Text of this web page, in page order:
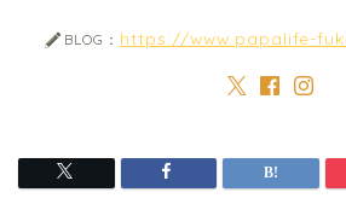
BLOG： https://www.papalife-